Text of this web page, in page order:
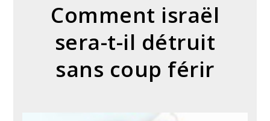
Comment israël
sera-t-il détruit
sans coup férir